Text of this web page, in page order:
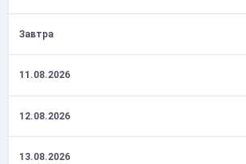
Завтра
11.08.2026
12.08.2026
13.08.2026